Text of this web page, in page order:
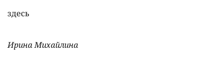
здесь
Ирина Михайлина